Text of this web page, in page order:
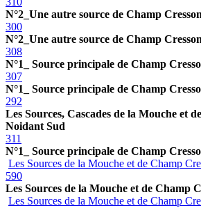
N°2_Une autre source de Champ
300
N°2_Une autre source de Champ
308
N°1_ Source principale de Champ
307
N°1_ Source principale de Champ
292
Les Sources, Cascades de la Mouche et
Noidant Sud
311
N°1_ Source principale de Champ
Les Sources de la Mouche et de Champ
590
Les Sources de la Mouche et de Champ
Les Sources de la Mouche et de Champ